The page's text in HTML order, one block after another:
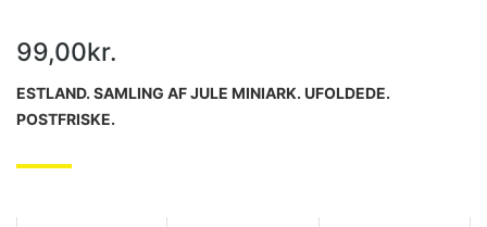
99,00kr.
ESTLAND. SAMLING AF JULE MINIARK. UFOLDEDE.
POSTFRISKE.